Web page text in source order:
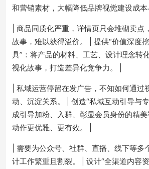
和营销素材，大幅降低品牌视觉建设成本
| 商品同质化严重，详情页只会堆砌卖点
故事，难以获得溢价。 | 提供“价值深度
具”：将产品的材料、工艺、设计理念转
视化故事，打造差异化竞争力。 |
| 私域运营停留在发广告，不知如何通过
动、沉淀关系。 | 创造“私域互动引导与
成引导加粉、入群、彰显会员身份的精
动作更优雅、更有效。 |
| 需要为公众号、社群、直播、线下等
计工作繁重且割裂。 | 设计“全渠道内容